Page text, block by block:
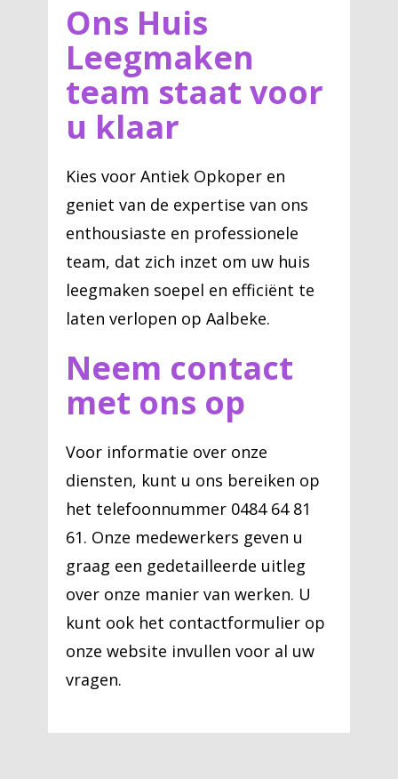
Ons Huis
Leegmaken
team staat voor
u klaar
Kies voor Antiek Opkoper en
geniet van de expertise van ons
enthousiaste en professionele
team, dat zich inzet om uw huis
leegmaken soepel en efficiënt te
laten verlopen op Aalbeke.
Neem contact
met ons op
Voor informatie over onze
diensten, kunt u ons bereiken op
het telefoonnummer 0484 64 81
61. Onze medewerkers geven u
graag een gedetailleerde uitleg
over onze manier van werken. U
kunt ook het contactformulier op
onze website invullen voor al uw
vragen.